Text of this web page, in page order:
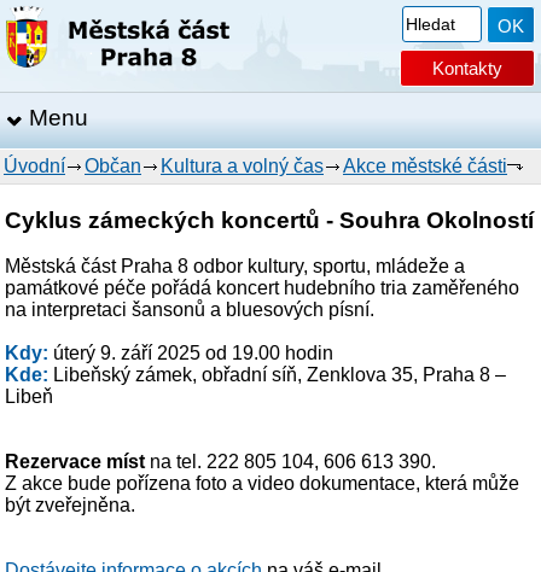
Kontakty
Menu
Úvodní Občan Kultura a volný čas Akce městské části
Cyklus zámeckých koncertů - Souhra Okolností
Městská část Praha 8 odbor kultury, sportu, mládeže a
památkové péče pořádá koncert hudebního tria zaměřeného
na interpretaci šansonů a bluesových písní.
Kdy: úterý 9. září 2025 od 19.00 hodin
Kde: Libeňský zámek, obřadní síň, Zenklova 35, Praha 8 –
Libeň
Rezervace místna tel. 222 805 104, 606 613 390.
Z akce bude pořízena foto a video dokumentace, která může
být zveřejněna.